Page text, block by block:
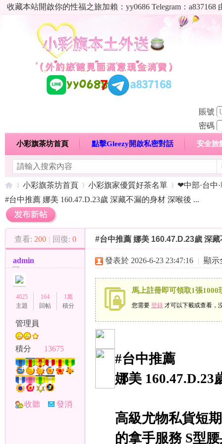
收藏本站開啟你的性福之旅加賴：yy0686 Telegram：
賬號
密碼
小彩旗茶坊首頁 點擊Gleezy開啟私密對話 安全旅
明碼標價特惠專區 熱門喝茶心得分享 高顏值現役
（»
小彩旗茶坊首頁
›
小彩旗家優質好茶名單
›
❤中部·台中
#台中推薦 娜美 160.47.D.23歲 深藏不漏的身材 深喉後 ...
查看: 200 | 回復: 0 #台中推薦 娜美 160.47.D.23歲 深
admin
4025
主題
164
回帖
1萬
積分
管理員
積分 13675
收聽
發消
發表於 2026-6-23 23:47:16 | 顯示
馬上註冊即可領取1張1000
您需要 登錄 才可以下載或查看，
#台中推薦
娜美 160.47.D.23
高級尤物私貨短
的拿手服務 S型